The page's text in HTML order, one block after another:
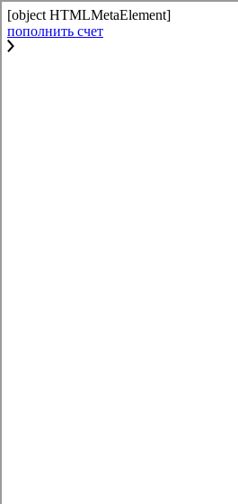
[object HTMLMetaElement]
пополнить счет